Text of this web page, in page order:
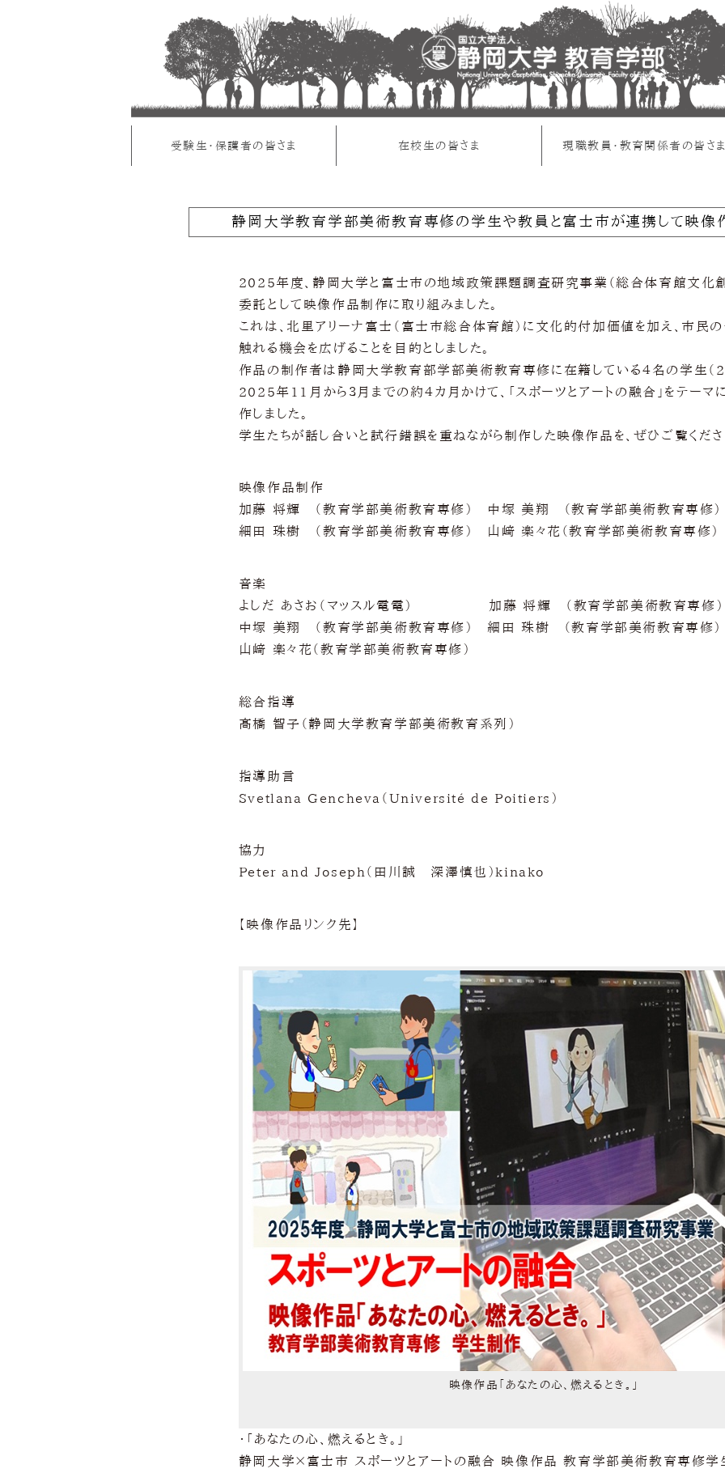
受験生・保護者の皆さま 在校生の皆さま 現職教員・教育関係者の皆さ
静岡大学教育学部美術教育専修の学生や教員と富士市が連携して映像作
2025年度、静岡大学と富士市の地域政策課題調査研究事業（総合体育館文化
委託として映像作品制作に取り組みました。
これは、北里アリーナ富士（富士市総合体育館）に文化的付加価値を加え、市民
触れる機会を広げることを目的としました。
作品の制作者は静岡大学教育部学部美術教育専修に在籍している４名の学生（
2025年11月から３月までの約４カ月かけて、「スポーツとアートの融合」をテーマ
作しました。
学生たちが話し合いと試行錯誤を重ねながら制作した映像作品を、ぜひご覧くださ
映像作品制作
加藤 将輝 （教育学部美術教育専修） 中塚 美翔 （教育学部美術教育専修）
細田 珠樹 （教育学部美術教育専修） 山﨑 楽々花（教育学部美術教育専修）
音楽
よしだ あさお（マッスル電電） 加藤 将輝 （教育学部美術教育専修）
中塚 美翔 （教育学部美術教育専修） 細田 珠樹 （教育学部美術教育専修）
山﨑 楽々花（教育学部美術教育専修）
総合指導
髙橋 智子（静岡大学教育学部美術教育系列）
指導助言
Svetlana Gencheva（Université de Poitiers）
協力
Peter and Joseph（田川誠 深澤慎也）kinako
【映像作品リンク先】
映像作品「あなたの心、燃えるとき。」
・「あなたの心、燃えるとき。」
静岡大学×富士市 スポーツとアートの融合 映像作品 教育学部美術教育専修学